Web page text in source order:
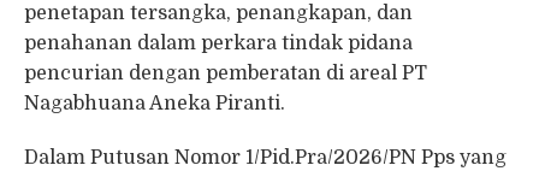
penetapan tersangka, penangkapan, dan
penahanan dalam perkara tindak pidana
pencurian dengan pemberatan di areal PT
Nagabhuana Aneka Piranti.
Dalam Putusan Nomor 1/Pid.Pra/2026/PN Pps yang